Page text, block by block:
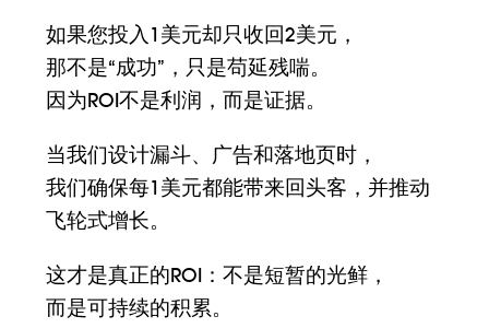
如果您投入1美元却只收回2美元，
那不是“成功”，只是苟延残喘。
因为ROI不是利润，而是证据。
当我们设计漏斗、广告和落地页时，
我们确保每1美元都能带来回头客，并推动
飞轮式增长。
这才是真正的ROI：不是短暂的光鲜，
而是可持续的积累。